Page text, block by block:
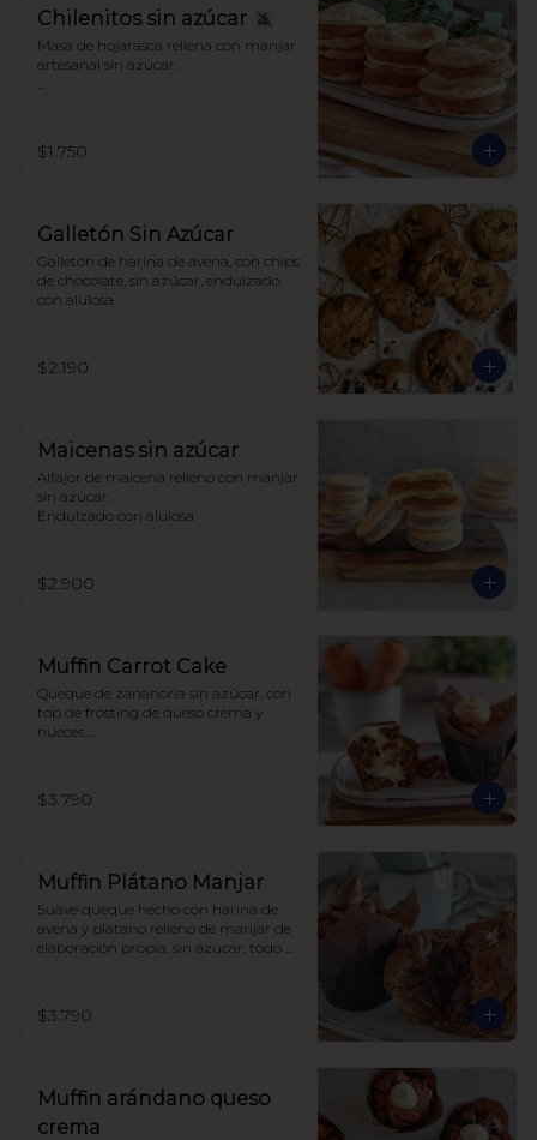
Chilenitos sin azúcar
Masa de hojarasca rellena con manjar
artesanal sin azúcar.
$1.750
Galletón Sin Azúcar
Galletón de harina de avena, con chips
de chocolate, sin azúcar, endulzado
con alulosa.
$2.190
Maicenas sin azúcar
Alfajor de maicena relleno con manjar
sin azúcar.
Endulzado con alulosa
$2.900
Muffin Carrot Cake
Queque de zanahoria sin azúcar, con
top de frosting de queso crema y
nueces.
$3.790
Muffin Plátano Manjar
Suave queque hecho con harina de
avena y plátano relleno de manjar de
elaboración propia, sin azúcar, todo
$3.790
Muffin arándano queso
crema